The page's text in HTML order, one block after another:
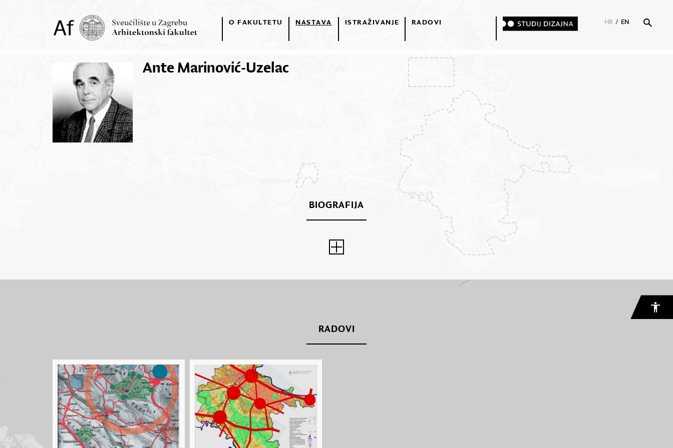
O FAKULTETU NASTAVA ISTRAŽIVANJE RADOVI HR / EN
Ante Marinović-Uzelac
BIOGRAFIJA
RADOVI